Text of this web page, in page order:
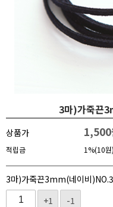
3마)가죽끈
상품가 1,500
적립금 1%(10원)
3마)가죽끈3mm(네이비
+1
-1